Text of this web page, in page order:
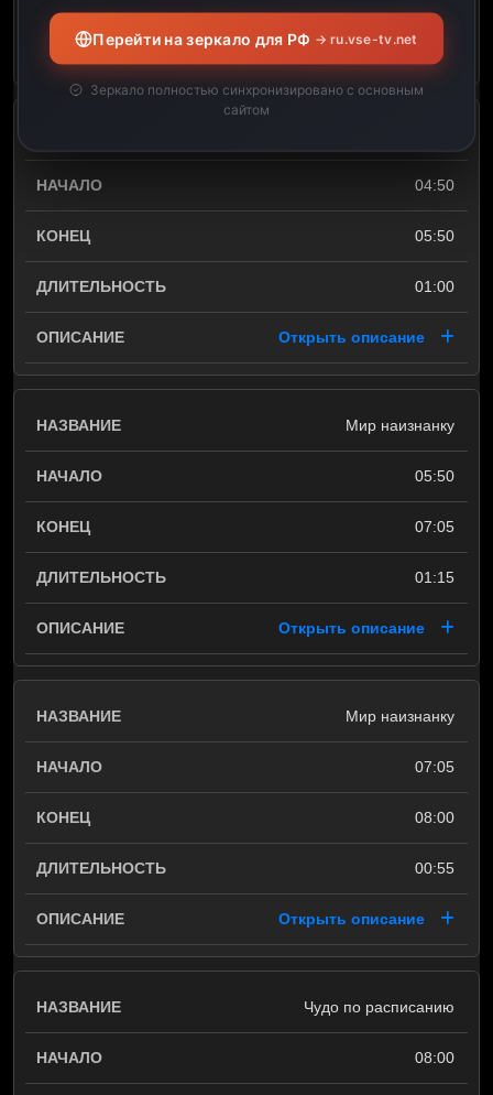
Открыть описание
04:50
05:50
01:00
Открыть описание
Мир наизнанку
05:50
07:05
01:15
Открыть описание
Мир наизнанку
07:05
08:00
00:55
Открыть описание
Чудо по расписанию
08:00
Перейти на зеркало для РФ → ru.vse-tv.net
Зеркало полностью синхронизировано с основным
сайтом